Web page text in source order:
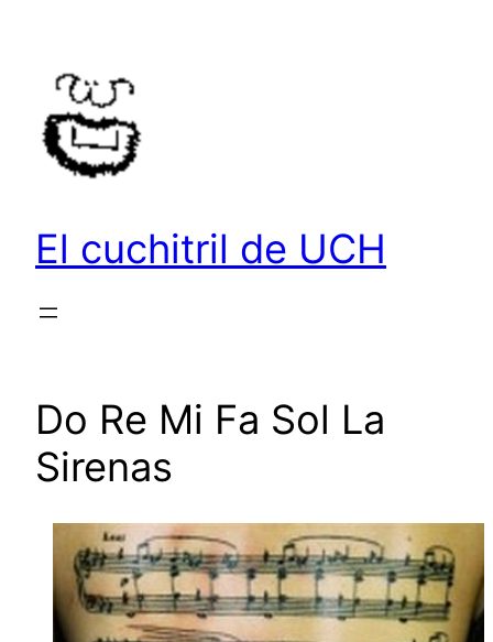
contenido
El cuchitril de UCH
Do Re Mi Fa Sol La
Sirenas